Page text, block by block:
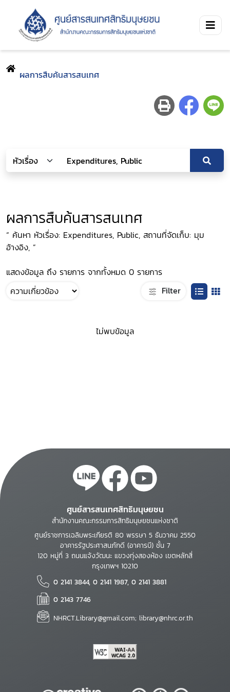
ผลการสืบค้นสารสนเทศ
ผลการสืบค้นสารสนเทศ
“ ค้นหา หัวเรื่อง: Expenditures, Public, สถานที่จัดเก็บ: มุม
อ้างอิง, ”
แสดงข้อมูล ถึง รายการ จากทั้งหมด 0 รายการ
Filter
ไม่พบข้อมูล
ศูนย์สารสนเทศสิทธิมนุษยชน
สำนักงานคณะกรรมการสิทธิมนุษยชนแห่งชาติ
ศูนย์ราชการเฉลิมพระเกียรติ 80 พรรษา 5 ธันวาคม 2550
อาคารรัฐประศาสนภักดี (อาคารบี) ชั้น 7
120 หมู่ที่ 3 ถนนแจ้งวัฒนะ แขวงทุ่งสองห้อง เขตหลักสี่
กรุงเทพฯ 10210
0 2141 3844, 0 2141 1987, 0 2141 3881
0 2143 7746
NHRCT.Library@gmail.com; library@nhrc.or.th